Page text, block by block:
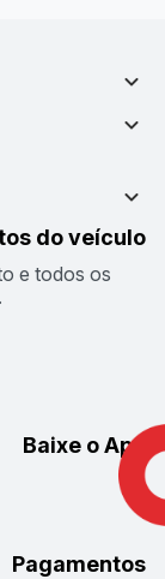
do veículo
e todos os
Baixe o App
Pagamentos